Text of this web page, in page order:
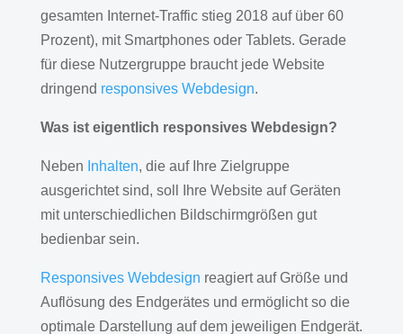
gesamten Internet-Traffic stieg 2018 auf über 60
Prozent), mit Smartphones oder Tablets. Gerade
für diese Nutzergruppe braucht jede Website
dringend responsives Webdesign.
Was ist eigentlich responsives Webdesign?
Neben Inhalten, die auf Ihre Zielgruppe
ausgerichtet sind, soll Ihre Website auf Geräten
mit unterschiedlichen Bildschirmgrößen gut
bedienbar sein.
Responsives Webdesign reagiert auf Größe und
Auflösung des Endgerätes und ermöglicht so die
optimale Darstellung auf dem jeweiligen Endgerät.